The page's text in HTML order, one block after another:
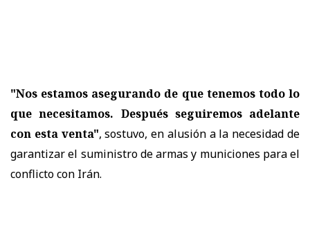
"Nos estamos asegurando de que tenemos todo lo
que necesitamos. Después seguiremos adelante
con esta venta", sostuvo, en alusión a la necesidad de
garantizar el suministro de armas y municiones para el
conflicto con Irán.